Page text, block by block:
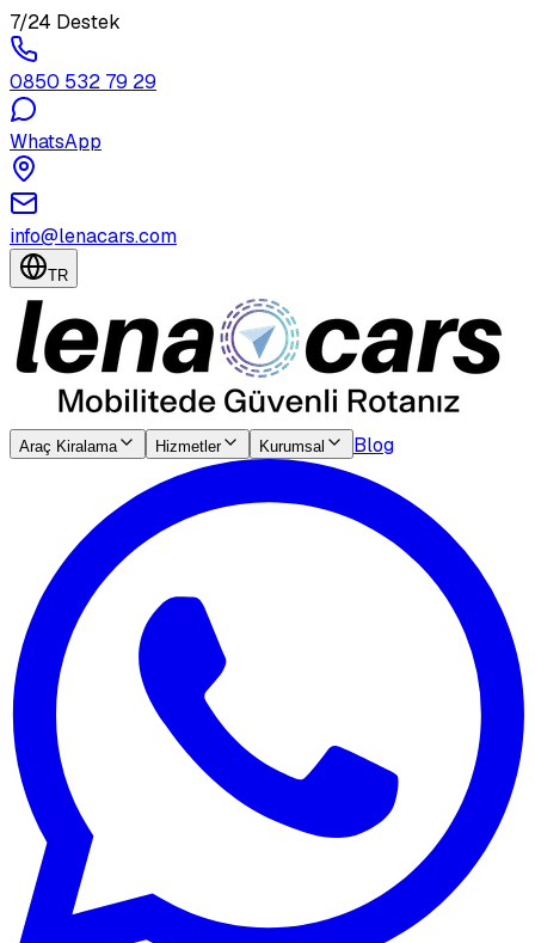
7/24 Destek
0850 532 79 29
WhatsApp
info@lenacars.com
TR
Araç Kiralama Hizmetler Kurumsal Blog